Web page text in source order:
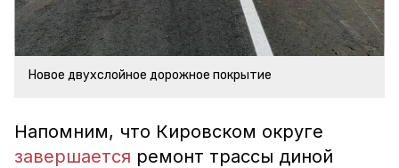
Новое двухслойное дорожное покрытие
Напомним, что Кировском округе
завершается ремонт трассы диной